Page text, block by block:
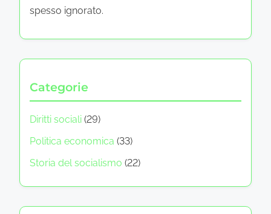
spesso ignorato.
Categorie
Diritti sociali (29)
Politica economica (33)
Storia del socialismo (22)